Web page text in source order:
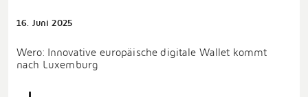
16. Juni 2025
Wero: Innovative europäische digitale Wallet kommt
nach Luxemburg